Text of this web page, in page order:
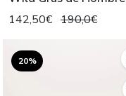
142,50€ 190,0€
20%